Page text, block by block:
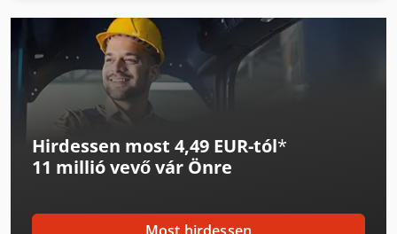
Man Tge 3
Man Tgl 10
Man Tgl 12
Man Tgl 8
Hirdessen most 4,49 EUR-tól*
11 millió vevővár Önre